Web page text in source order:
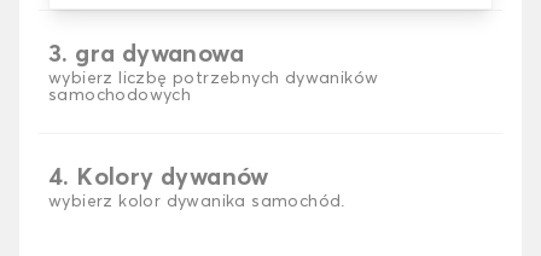
3. gra dywanowa
wybierz liczbę potrzebnych dywaników
samochodowych
4. Kolory dywanów
wybierz kolor dywanika samochód.